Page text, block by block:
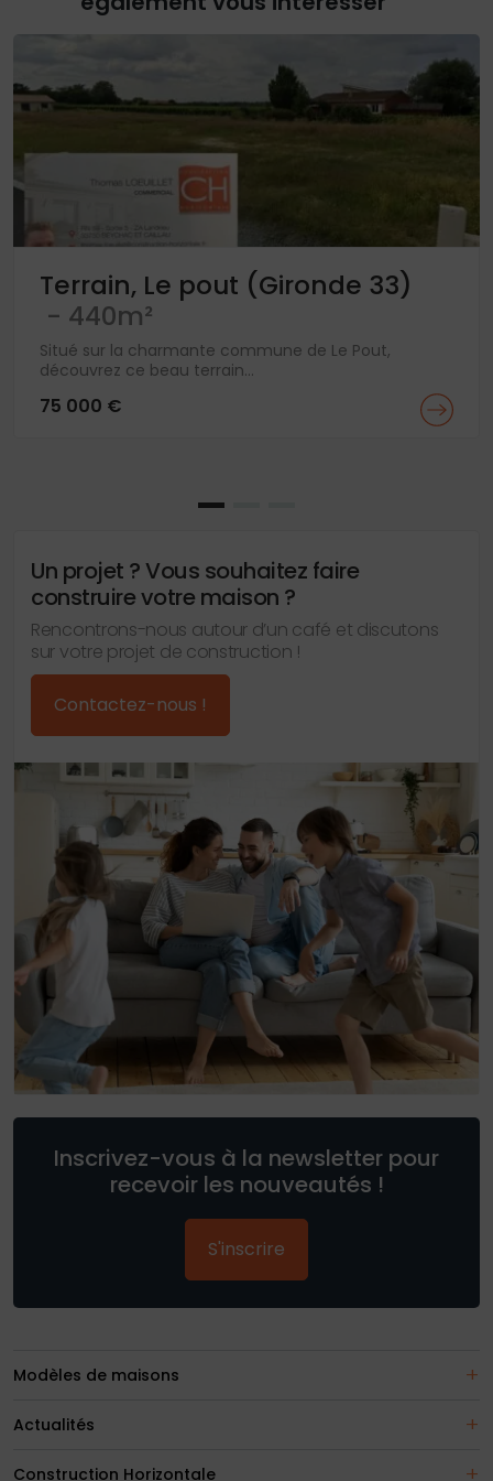
Terrain, Le pout (Gironde 33)
- 440m²
Situé sur la charmante commune de Le Pout,
découvrez ce beau terrain...
75 000 €
Un projet ? Vous souhaitez faire
construire votre maison ?
Rencontrons-nous autour d’un café et discutons
sur votre projet de construction !
Contactez-nous !
Inscrivez-vous à la newsletter pour
recevoir les nouveautés !
S'inscrire
Modèles de maisons
Actualités
Construction Horizontale